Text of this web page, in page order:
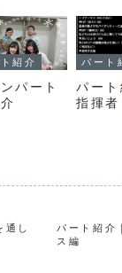
紹介
パート
パート
パー
指揮者
通し
パート紹介
ス編